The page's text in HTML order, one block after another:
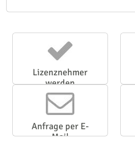
Lizenznehmer
werden
Anfrage per E-
Mail